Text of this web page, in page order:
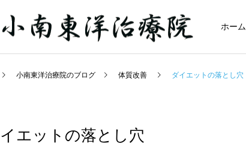
ホーム
小南東洋治療院のブログ 体質改善 ダイエットの落とし穴
エットの落とし穴